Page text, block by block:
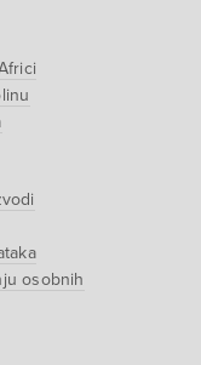
osobnih